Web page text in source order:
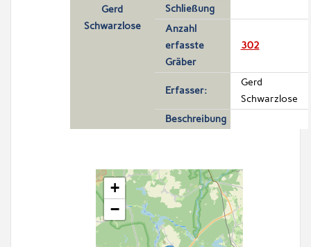
Gerd
Schwarzlose
Schließung
Anzahl
erfasste
Gräber
302
Erfasser:
Gerd
Schwarzlose
Beschreibung
+
−